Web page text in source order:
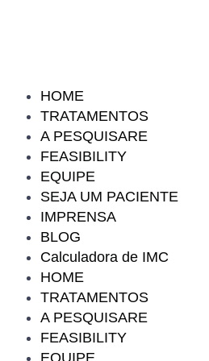
HOME
TRATAMENTOS
A PESQUISARE
FEASIBILITY
EQUIPE
SEJA UM PACIENTE
IMPRENSA
BLOG
Calculadora de IMC
HOME
TRATAMENTOS
A PESQUISARE
FEASIBILITY
EQUIPE